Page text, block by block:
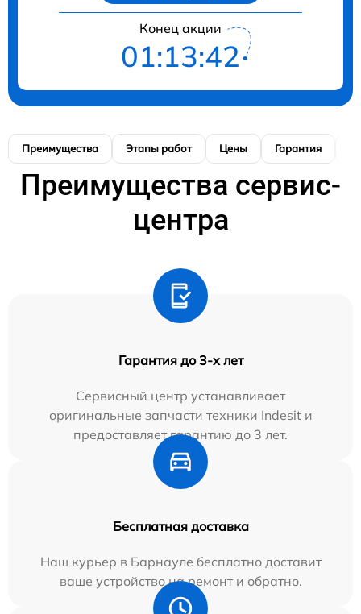
Конец акции
01:13:41
Преимущества Этапы работ Цены Гарантия
Преимущества сервис-
центра
Гарантия до 3-х лет
Сервисный центр устанавливает
оригинальные запчасти техники Indesit и
предоставляет гарантию до 3 лет.
Бесплатная доставка
Наш курьер в Барнауле бесплатно доставит
ваше устройство на ремонт и обратно.